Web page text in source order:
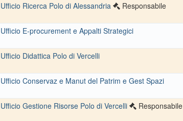
Ufficio Ricerca Polo di Alessandria Responsabile
Ufficio E-procurement e Appalti Strategici
Ufficio Didattica Polo di Vercelli
Ufficio Conservaz e Manut del Patrim e Gest Spazi
Ufficio Gestione Risorse Polo di Vercelli Responsabile